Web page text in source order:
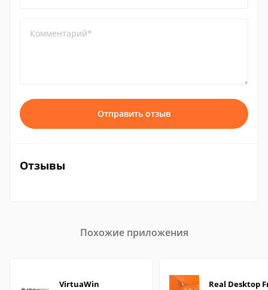
Комментарий*
Отправить отзыв
Отзывы
Похожие приложения
VirtuaWin Real Desktop